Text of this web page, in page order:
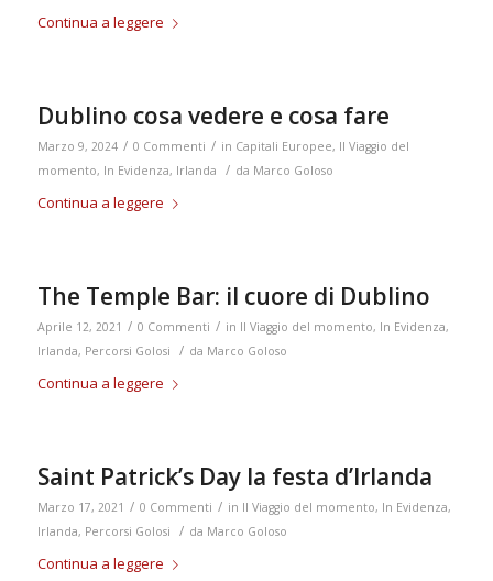
Continua a leggere
Dublino cosa vedere e cosa fare
Marzo 9, 2024 / 0 Commenti / in Capitali Europee, Il Viaggio del
momento, In Evidenza, Irlanda / da Marco Goloso
Continua a leggere
The Temple Bar: il cuore di Dublino
Aprile 12, 2021 / 0 Commenti / in Il Viaggio del momento, In Evidenza,
Irlanda, Percorsi Golosi / da Marco Goloso
Continua a leggere
Saint Patrick’s Day la festa d’Irlanda
Marzo 17, 2021 / 0 Commenti / in Il Viaggio del momento, In Evidenza,
Irlanda, Percorsi Golosi / da Marco Goloso
Continua a leggere